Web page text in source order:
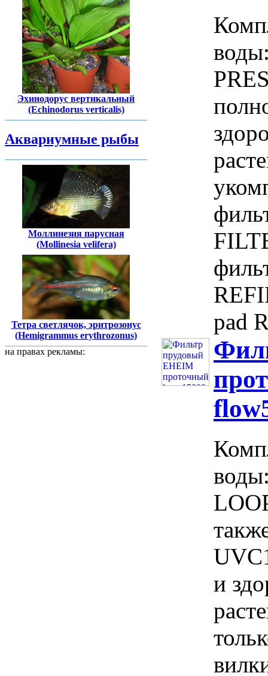
Эхинодорус вертикальный
(Echinodorus verticalis)
Аквариумные рыбы
Моллинезия парусная
(Mollinesia velifera)
Тетра светлячок, эритрозонус
(Hemigrammus erythrozonus)
на правах рекламы:
pad
и